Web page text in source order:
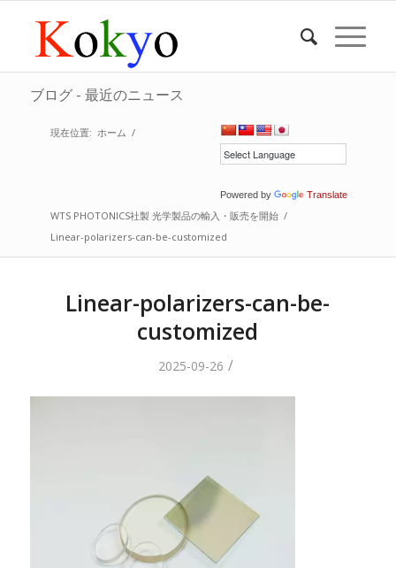
ブログ - 最近のニュース
Powered by Translate
現在位置: ホーム /
WTS PHOTONICS社製 光学製品の輸入・販売を開始 /
Linear-polarizers-can-be-customized
Linear-polarizers-can-be-
customized
2025-09-26 /